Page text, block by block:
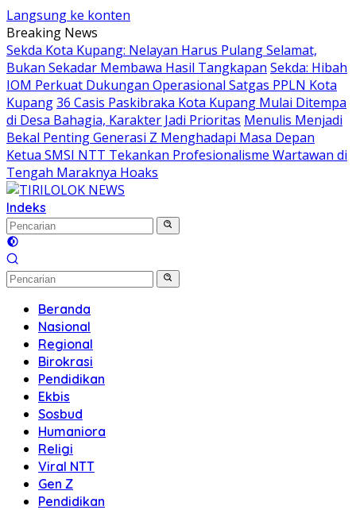
Langsung ke konten
Breaking News
Sekda Kota Kupang: Nelayan Harus Pulang Selamat,
Bukan Sekadar Membawa Hasil Tangkapan Sekda: Hibah
IOM Perkuat Dukungan Operasional Satgas PPLN Kota
Kupang36 Casis Paskibraka Kota Kupang Mulai Ditempa
di Desa Bahagia, Karakter Jadi Prioritas Menulis Menjadi
Bekal Penting Generasi Z Menghadapi Masa Depan
Ketua SMSI NTT Tekankan Profesionalisme Wartawan di
Tengah Maraknya Hoaks
Indeks
Beranda
Nasional
Regional
Birokrasi
Pendidikan
Ekbis
Sosbud
Humaniora
Religi
Viral NTT
Gen Z
Pendidikan